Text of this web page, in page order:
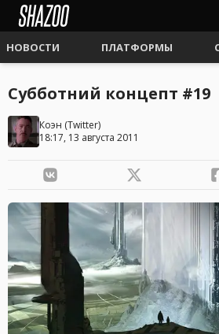
НОВОСТИ ПЛАТФОРМЫ
Субботний концепт #19
Коэн (Twitter)
18:17, 13 августа 2011